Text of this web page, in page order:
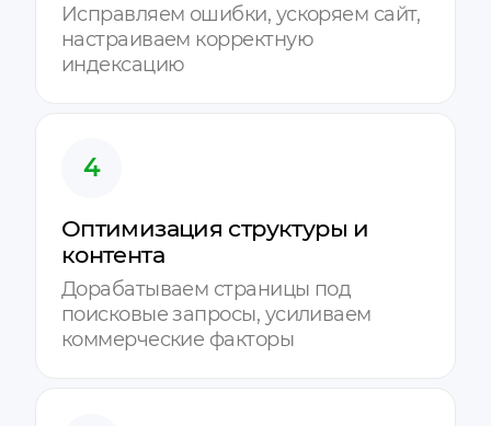
Исправляем ошибки, ускоряем сайт,
настраиваем корректную
индексацию
4
Оптимизация структуры и
контента
Дорабатываем страницы под
поисковые запросы, усиливаем
коммерческие факторы